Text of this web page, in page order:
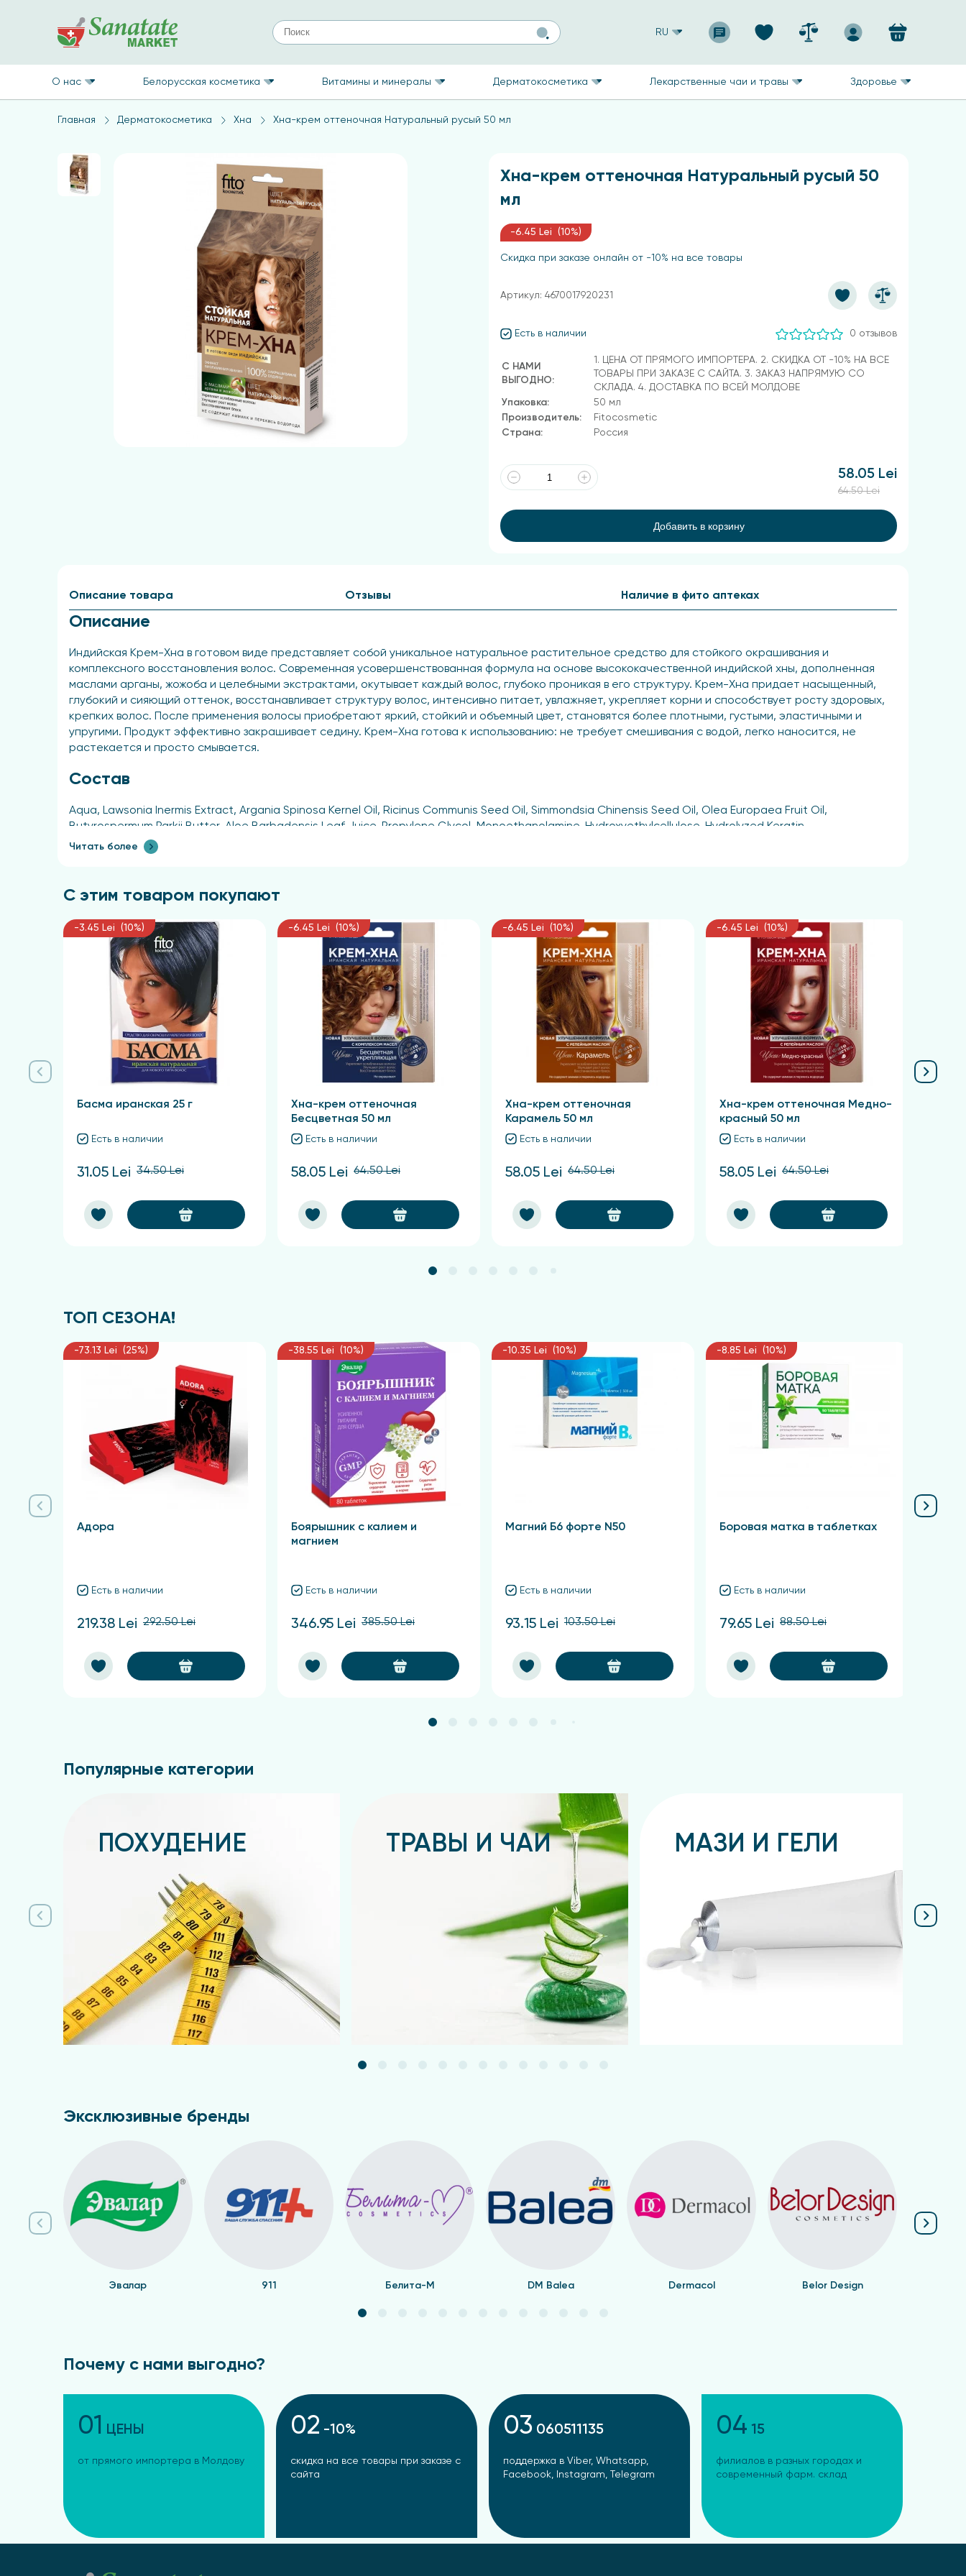
RU
О нас Белорусская косметика Витамины и минералы Дерматокосметика Лекарственные чаи и травы Здоровье
Главная Дерматокосметика Хна Хна-крем оттеночная Натуральный русый 50 мл
Хна-крем оттеночная Натуральный русый 50
мл
-6.45 Lei (10%)
Скидка при заказе онлайн от -10% на все товары
Есть в наличии 0 отзывов
С НАМИ
ВЫГОДНО:
1. ЦЕНА ОТ ПРЯМОГО ИМПОРТЕРА. 2. СКИДКА ОТ -10% НА ВСЕ
ТОВАРЫ ПРИ ЗАКАЗЕ С САЙТА. 3. ЗАКАЗ НАПРЯМУЮ СО
СКЛАДА. 4. ДОСТАВКА ПО ВСЕЙ МОЛДОВЕ
Упаковка:
50 мл
Производитель:
Fitocosmetic
Страна:
Россия
58.05 Lei
64.50 Lei
Добавить в корзину
Артикул: 4670017920231
Описание товара
Описание
Индийская Крем-Хна в готовом виде представляет собой уникальное натуральное растительное средство для стойкого окрашивания и
комплексного восстановления волос. Современная усовершенствованная формула на основе высококачественной индийской хны, дополненная
маслами арганы, жожоба и целебными экстрактами, окутывает каждый волос, глубоко проникая в его структуру. Крем-Хна придает насыщенный,
глубокий и сияющий оттенок, восстанавливает структуру волос, интенсивно питает, увлажняет, укрепляет корни и способствует росту здоровых,
крепких волос. После применения волосы приобретают яркий, стойкий и объемный цвет, становятся более плотными, густыми, эластичными и
упругими. Продукт эффективно закрашивает седину. Крем-Хна готова к использованию: не требует смешивания с водой, легко наносится, не
растекается и просто смывается.
Состав
Aqua, Lawsonia Inermis Extract, Argania Spinosa Kernel Oil, Ricinus Communis Seed Oil, Simmondsia Chinensis Seed Oil, Olea Europaea Fruit Oil,
Butyrospermum Parkii Butter, Aloe Barbadensis Leaf Juice, Propylene Glycol, Monoethanolamine, Hydroxyethylcellulose, Hydrolyzed Keratin,
Triethanolamine, Parfum, BASIC BROWN 16, BASIC YELLOW 87, Phenoxyethanol.
Нанесите Крем-Хну равномерно по всей длине сухих или слегка влажных волос. Оставьте средство на волосах на 30 минут, для получения более
насыщенного оттенка — до 40 минут. Окончательный результат зависит от исходного цвета и структуры ваших волос. Продление времени
воздействия способствует получению более темного оттенка выбранного цвета. После процедуры тщательно промойте волосы теплой водой без
использования шампуня.
Особые указания
Меры предосторожности: рекомендуется предварительно провести тест на чувствительность кожи. При попадании в глаза немедленно промыть
водой. Хранить в недоступном для детей месте. Только для наружного применения.
Противопоказания: отсутствуют.
Условия хранения: хранить при температуре от 0 °C до +25 °C, в недоступном для детей месте.
Читать более
Отзывы Наличие в фито аптеках
С этим товаром покупают
-3.45 Lei (10%)
Басма иранская 25 г
Есть в наличии
31.05 Lei 34.50 Lei
-6.45 Lei (10%)
Хна-крем оттеночная
Бесцветная 50 мл
Есть в наличии
58.05 Lei 64.50 Lei
-6.45 Lei (10%)
Хна-крем оттеночная
Карамель 50 мл
Есть в наличии
58.05 Lei 64.50 Lei
-6.45 Lei (10%)
Хна-крем оттеночная Медно-
красный 50 мл
Есть в наличии
58.05 Lei 64.50 Lei
ТОП СЕЗОНА!
-73.13 Lei (25%)
Адора
Есть в наличии
219.38 Lei 292.50 Lei
-38.55 Lei (10%)
Боярышник с калием и
магнием
Есть в наличии
346.95 Lei 385.50 Lei
-10.35 Lei (10%)
Магний Б6 форте N50
Есть в наличии
93.15 Lei 103.50 Lei
-8.85 Lei (10%)
Боровая матка в таблетках
Есть в наличии
79.65 Lei 88.50 Lei
Популярные категории
ПОХУДЕНИЕ ТРАВЫ И ЧАИ МАЗИ И ГЕЛИ
Эксклюзивные бренды
Эвалар 911 Белита-М DM Balea Dermacol Belor Design
Почему с нами выгодно?
01 ЦЕНЫ
от прямого импортера в Молдову
02 -10%
скидка на все товары при заказе с
сайта
03 060511135
поддержка в Viber, Whatsapp,
Facebook, Instagram, Telegram
04 15
филиалов в разных городах и
современный фарм. склад